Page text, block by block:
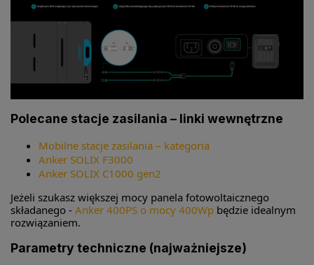
Polecane stacje zasilania – linki wewnętrzne
Mobilne stacje zasilania – kategoria
Anker SOLIX F3000
Anker SOLIX C1000 gen2
Jeżeli szukasz większej mocy panela fotowoltaicznego
składanego - Anker 400PS o mocy 400Wp będzie idealnym
rozwiązaniem.
Parametry techniczne (najważniejsze)